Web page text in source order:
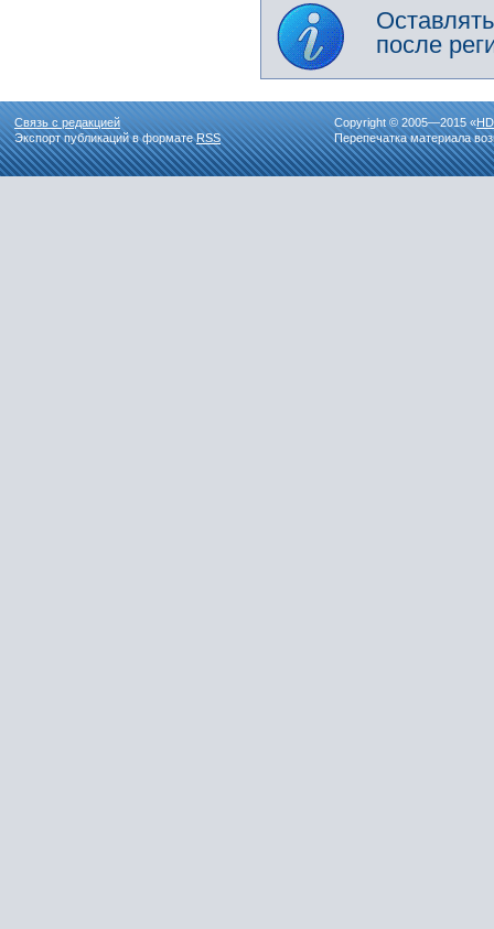
после
Связь с редакцией
Экспорт публикаций в форматеRSS
Copyright © 2005—2015 «
Перепечатка материала